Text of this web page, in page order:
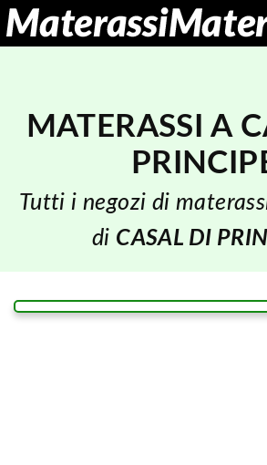
MATERASSI A
Tutti i negozi di
di CASAL DI